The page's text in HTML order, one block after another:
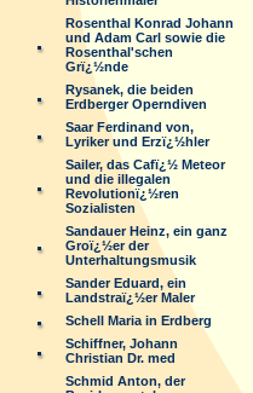
Rosenthal Konrad Johann
und Adam Carl sowie die
Rosenthal'schen
Grï¿½nde
Rysanek, die beiden
Erdberger Operndiven
Saar Ferdinand von,
Lyriker und Erzï¿½hler
Sailer, das Cafï¿½ Meteor
und die illegalen
Revolutionï¿½ren
Sozialisten
Sandauer Heinz, ein ganz
Groï¿½er der
Unterhaltungsmusik
Sander Eduard, ein
Landstraï¿½er Maler
Schell Maria in Erdberg
Schiffner, Johann
Christian Dr. med
Schmid Anton, der